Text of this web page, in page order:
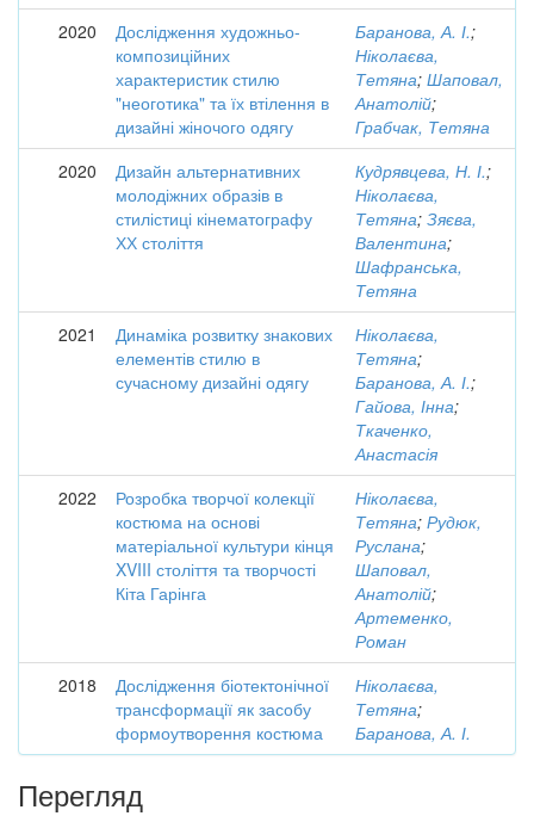
2020
Дослідження художньо-
композиційних
характеристик стилю
"неоготика" та їх втілення в
дизайні жіночого одягу
Баранова, А. І.;
Ніколаєва,
Тетяна; Шаповал,
Анатолій;
Грабчак, Тетяна
2020
Дизайн альтернативних
молодіжних образів в
стилістиці кінематографу
ХХ століття
Кудрявцева, Н. І.;
Ніколаєва,
Тетяна; Зяєва,
Валентина;
Шафранська,
Тетяна
2021
Динаміка розвитку знакових
елементів стилю в
сучасному дизайні одягу
Ніколаєва,
Тетяна;
Баранова, А. І.;
Гайова, Інна;
Ткаченко,
Анастасія
2022
Розробка творчої колекції
костюма на основі
матеріальної культури кінця
XVIII століття та творчості
Кіта Гарінга
Ніколаєва,
Тетяна; Рудюк,
Руслана;
Шаповал,
Анатолій;
Артеменко,
Роман
2018
Дослідження біотектонічної
трансформації як засобу
формоутворення костюма
Ніколаєва,
Тетяна;
Баранова, А. І.
Перегляд